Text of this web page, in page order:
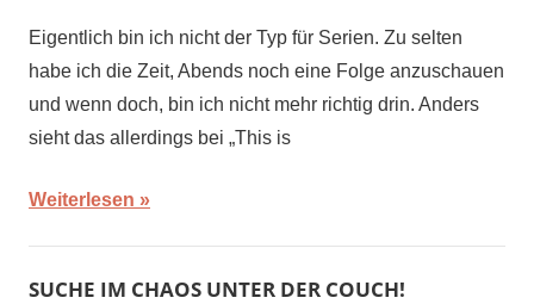
Eigentlich bin ich nicht der Typ für Serien. Zu selten
habe ich die Zeit, Abends noch eine Folge anzuschauen
und wenn doch, bin ich nicht mehr richtig drin. Anders
sieht das allerdings bei „This is
Weiterlesen
SUCHE IM CHAOS UNTER DER COUCH!